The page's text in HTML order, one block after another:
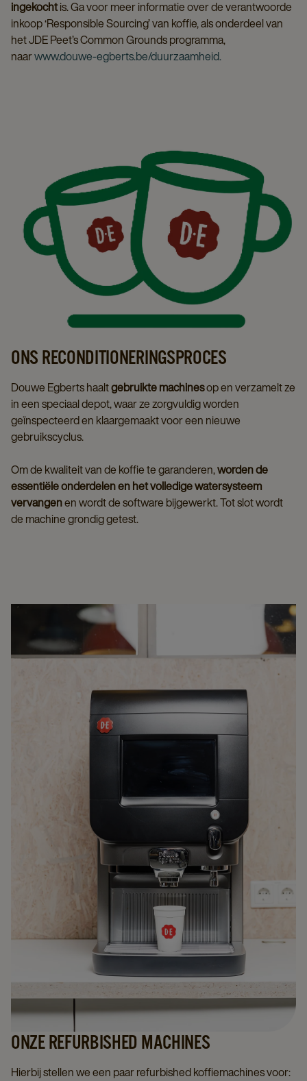
ingekochtis. Ga voor meer informatie over de verantwoorde
inkoop ‘Responsible Sourcing’ van koffie, als onderdeel van
het JDE Peet’s Common Grounds programma,
naarwww.douwe-egberts.be/duurzaamheid.
ONS RECONDITIONERINGSPROCES
Douwe Egberts haaltgebruikte machinesop en verzamelt ze
in een speciaal depot, waar ze zorgvuldig worden
geïnspecteerd en klaargemaakt voor een nieuwe
gebruikscyclus.
Om de kwaliteit van de koffie te garanderen,worden de
essentiële onderdelen en het volledige watersysteem
vervangenen wordt de software bijgewerkt. Tot slot wordt
de machine grondig getest.
ONZE REFURBISHED MACHINES
Hierbij stellen we een paar refurbished koffiemachines voor: